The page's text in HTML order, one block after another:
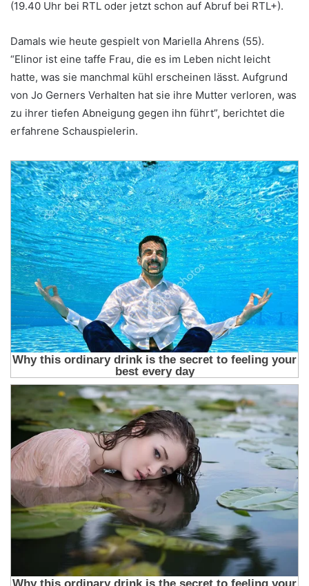
(19.40 Uhr bei RTL oder jetzt schon auf Abruf bei RTL+).
Damals wie heute gespielt von Mariella Ahrens (55).
“Elinor ist eine taffe Frau, die es im Leben nicht leicht
hatte, was sie manchmal kühl erscheinen lässt. Aufgrund
von Jo Gerners Verhalten hat sie ihre Mutter verloren, was
zu ihrer tiefen Abneigung gegen ihn führt”, berichtet die
erfahrene Schauspielerin.